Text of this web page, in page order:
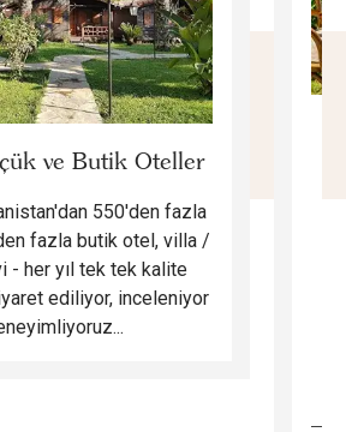
ve Butik Oteller
550'den fazla
fazla butik otel, villa /
- her yıl tek tek kalite
ediliyor, inceleniyor